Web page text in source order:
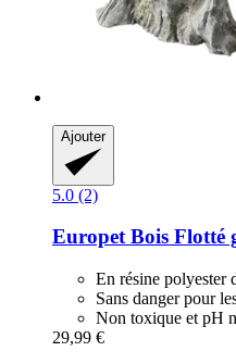
Ajouter
5.0 (2)
EuropetBois Flotté
En résine polyester
Sans danger pour
Non toxique et pH
29,99 €